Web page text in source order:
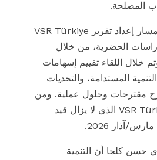
المصلحة.
وهدفت الورشة إلى تعزيز مسار إعداد تقرير VSR Türkiye
الحضرية، من خلال
خلال اللقاء تقييم إسهامات
المستدامة، والتحديات
مقترحات وحلول عملية. ومن
المقرر مشاركة تقرير VSR Türkiye الذي لا يزال قيد
آذار 2026.
حسن كلجا أن التنمية